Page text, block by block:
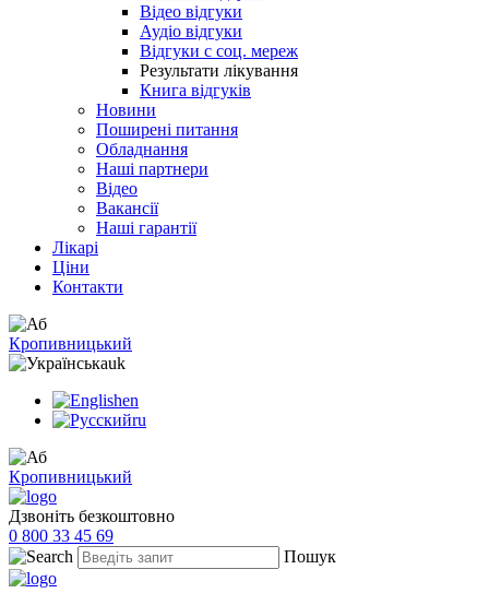
Відео відгуки
Аудіо відгуки
Відгуки с соц. мереж
Результати лікування
Книга відгуків
Новини
Поширені питання
Обладнання
Наші партнери
Відео
Вакансії
Наші гарантії
Лікарі
Ціни
Контакти
Кропивницький
uk
en
ru
Кропивницький
Дзвоніть безкоштовно
0 800 33 45 69
Пошук